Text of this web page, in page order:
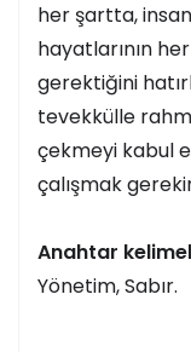
her şartta,
hayatlarının
gerektiğini
tevekkülle
çekmeyi kabul
çalışmak
Anahtar
Yönetim, Sabır.